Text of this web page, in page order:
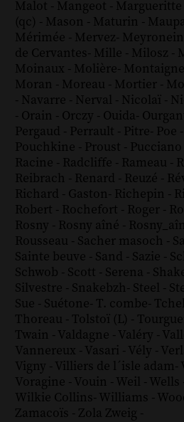
Malot - Mangeot - Margueritte
(qc) - Mason - Maturin -
Mérimée - Mervez- Meyronein
de Cervantes- Mille - Milosz -
Moinaux - Molière- Montaigne
Moran - Moreau - Mortier -
- Navarre - Nerval - Nicolaï -
- Orain - Orczy - Ouida-
Pergaud - Perrault - Pitre- Poe -
Pouchkine - Proust - Pucciano
Racine - Radcliffe - Rameau -
Reibrach - Renard - Reuzé -
Richard - Gaston- Richepin -
Robert - Rochefort - Roger -
Rosny - Rosny aîné -
Rousseau - Sacher masoch -
Sainte beuve - Sand - Sazie -
Schwob - Scott - Serena -
Silvestre - Snakebzh- Steel -
Sue - Suétone- T. combe-
Thoreau - Tolstoï (L) -
Twain - Valdagne - Valéry -
Vannereux - Vasari - Vély -
Vigny - Villiers de l´isle adam-
Voragine - Vouin - Weil - Wells
Wilkie Collins- Williams -
Zamacoïs - Zola Zweig -